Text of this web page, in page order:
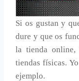
Si os gustan y
dure y que os
la tienda online,
tiendas físicas.
ejemplo.